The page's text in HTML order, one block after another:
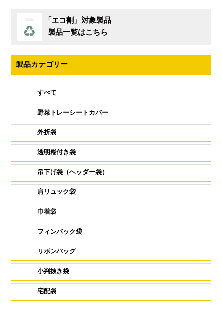
「エコ割」対象製品
製品一覧はこちら
製品カテゴリー
すべて
野菜トレーシートカバー
外折袋
透明糊付き袋
吊下げ袋（ヘッダー袋）
肩リュック袋
巾着袋
フィンバック袋
リボンバッグ
小判抜き袋
宅配袋